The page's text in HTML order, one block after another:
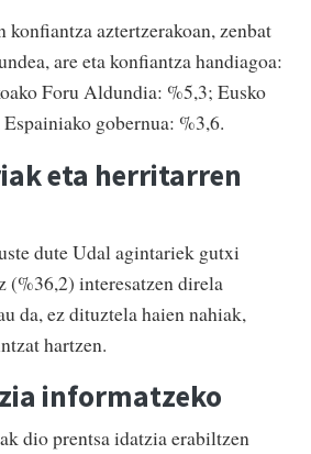
konfiantza aztertzerakoan, zenbat
are eta konfiantza handiagoa:
Foru Aldundia: %5,3; Eusko
gobernua: %3,6.
eta herritarren
dute Udal agintariek gutxi
(%36,2) interesatzen direla
da, ez dituztela haien nahiak,
hartzen.
informatzeko
dio prentsa idatzia erabiltzen